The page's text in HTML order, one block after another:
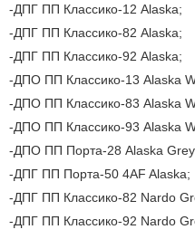
ДПГ ПП Классико-12 Alaska;
ДПГ ПП Классико-82 Alaska;
ДПГ ПП Классико-92 Alaska;
ДПО ПП Классико-13 Alaska
ДПО ПП Классико-83 Alaska
ДПО ПП Классико-93 Alaska
ДПО ПП Порта-28 Alaska
ДПГ ПП Порта-50 4AF Alaska;
ДПГ ПП Классико-82 Nardo
ДПГ ПП Классико-92 Nardo